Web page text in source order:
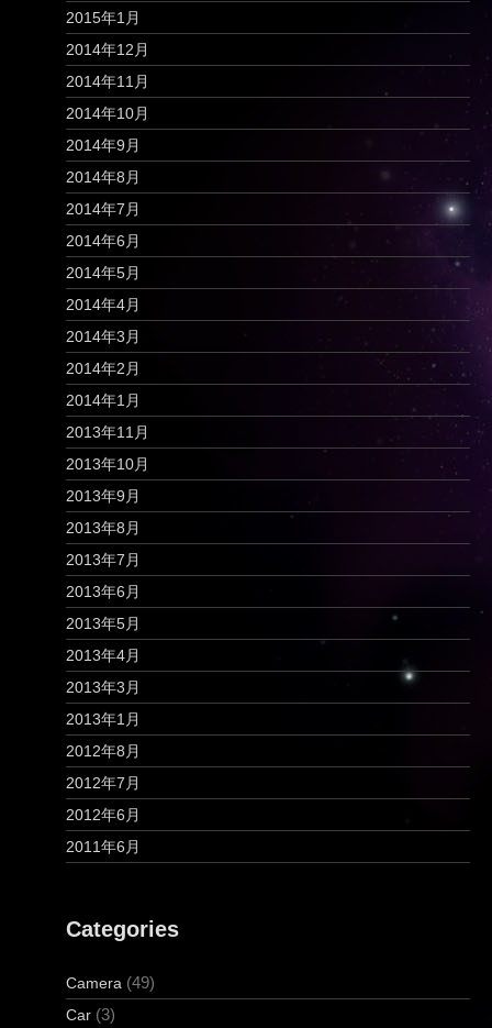
2015年1月
2014年12月
2014年11月
2014年10月
2014年9月
2014年8月
2014年7月
2014年6月
2014年5月
2014年4月
2014年3月
2014年2月
2014年1月
2013年11月
2013年10月
2013年9月
2013年8月
2013年7月
2013年6月
2013年5月
2013年4月
2013年3月
2013年1月
2012年8月
2012年7月
2012年6月
2011年6月
Categories
Camera (49)
Car (3)